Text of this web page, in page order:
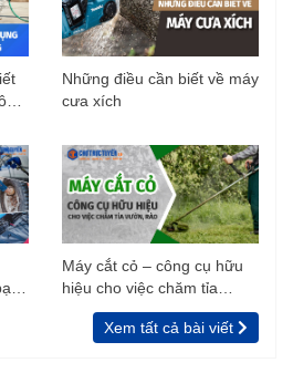
Những điều cần biết về máy
cưa xích
Máy cắt cỏ – công cụ hữu
hiệu cho việc chăm tỉa
vườn, rào
Xem tất cả bài viết